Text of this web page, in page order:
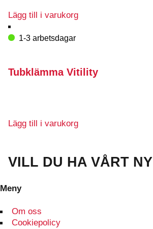
Lägg till i varukorg
1-3 arbetsdagar
Tubklämma Vitility
Lägg till i varukorg
VILL DU HA VÅRT
Meny
Om oss
Cookiepolicy